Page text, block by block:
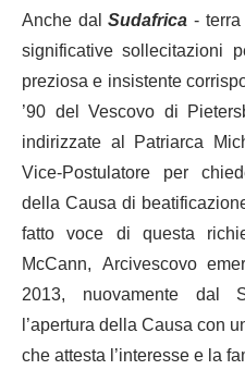
Anche dalSudafrica-
significative sollecitazioni
preziosa e insistente
’90 del Vescovo di
indirizzate al Patriarca
Vice-Postulatore per
della Causa di
fatto voce di questa
McCann, Arcivescovo
2013, nuovamente dal
l’apertura della Causa con
che attesta l’interesse e la